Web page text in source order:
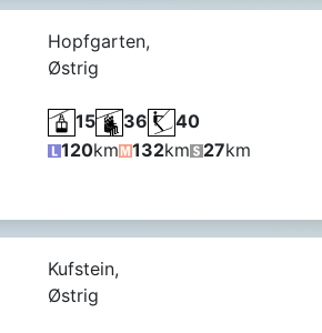
Hopfgarten,
Østrig
15 36
40
120km 132km 27km
Kufstein,
Østrig